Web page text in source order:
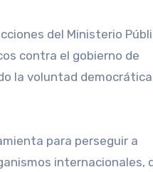
del Ministerio
contra el gobierno de
la voluntad democrática
para perseguir a
internacionales,